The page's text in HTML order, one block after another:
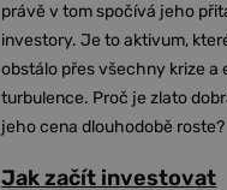
právě v tom spočívá jeho
investory. Je to aktivum,
obstálo přes všechny krize a
turbulence. Proč je zlato
jeho cena dlouhodobě roste?
Jak začít investovat